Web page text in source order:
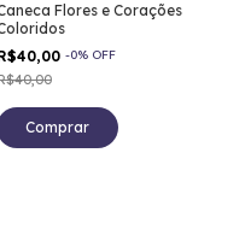
Flores e Corações
-0% OFF